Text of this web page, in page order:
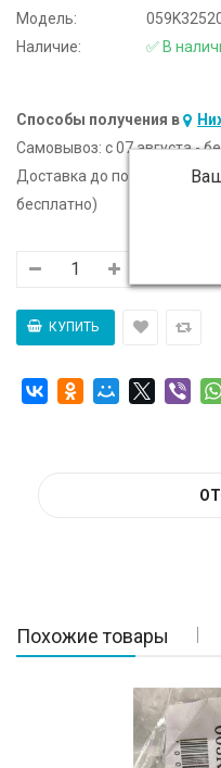
Модель:
Наличие:
✅ В
Способы получения в
Самовывоз: c 07 августа -
Доставка до подъезда:
c
бесплатно)
Похожие товары